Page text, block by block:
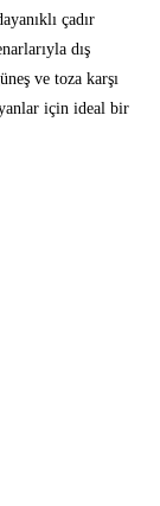
çadır
dış
ve toza karşı
için ideal bir